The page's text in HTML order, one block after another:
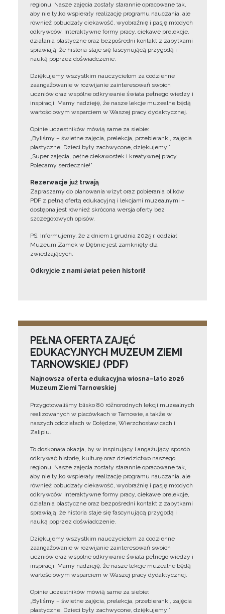
regionu. Nasze zajęcia zostały starannie opracowane tak,
aby nie tylko wspierały realizację programu nauczania, ale
również pobudzały ciekawość, wyobraźnię i pasję młodych
odkrywców. Interaktywne formy pracy, ciekawe prelekcje,
działania plastyczne oraz bezpośredni kontakt z zabytkami
sprawiają, że historia staje się fascynującą przygodą i
nauką poprzez doświadczenie.
Dziękujemy wszystkim nauczycielom za codzienne
zaangażowanie w rozwijanie zainteresowań swoich
uczniów oraz wspólne odkrywanie świata pełnego wiedzy i
inspiracji. Mamy nadzieję, że nasze lekcje muzealne będą
wartościowym wsparciem w Waszej pracy dydaktycznej.
Opinie uczestników mówią same za siebie:
„Byliśmy – świetne zajęcia, prelekcja, przebieranki, zajęcia
plastyczne. Dzieci były zachwycone, dziękujemy!”
„Super zajęcia, pełne ciekawostek i kreatywnej pracy.
Polecamy serdecznie!”
Rezerwacje już trwają
Zapraszamy do planowania wizyt oraz pobierania plików
PDF z pełną ofertą edukacyjną i lekcjami muzealnymi –
dostępna jest również skrócona wersja oferty bez
szczegółowych opisów.
PS. Informujemy, że z dniem 1 grudnia 2025 r. oddział
Muzeum Zamek w Dębnie jest zamknięty dla
zwiedzających.
Odkryjcie z nami świat pełen historii!
PEŁNA OFERTA ZAJĘĆ
EDUKACYJNYCH MUZEUM ZIEMI
TARNOWSKIEJ (PDF)
Najnowsza oferta edukacyjna wiosna–lato 2026
Muzeum Ziemi Tarnowskiej
Przygotowaliśmy blisko 80 różnorodnych lekcji muzealnych
realizowanych w placówkach w Tarnowie, a także w
naszych oddziałach w Dołędze, Wierzchosławicach i
Zalipiu.
To doskonała okazja, by w inspirujący i angażujący sposób
odkrywać historię, kulturę oraz dziedzictwo naszego
regionu. Nasze zajęcia zostały starannie opracowane tak,
aby nie tylko wspierały realizację programu nauczania, ale
również pobudzały ciekawość, wyobraźnię i pasję młodych
odkrywców. Interaktywne formy pracy, ciekawe prelekcje,
działania plastyczne oraz bezpośredni kontakt z zabytkami
sprawiają, że historia staje się fascynującą przygodą i
nauką poprzez doświadczenie.
Dziękujemy wszystkim nauczycielom za codzienne
zaangażowanie w rozwijanie zainteresowań swoich
uczniów oraz wspólne odkrywanie świata pełnego wiedzy i
inspiracji. Mamy nadzieję, że nasze lekcje muzealne będą
wartościowym wsparciem w Waszej pracy dydaktycznej.
Opinie uczestników mówią same za siebie:
„Byliśmy – świetne zajęcia, prelekcja, przebieranki, zajęcia
plastyczne. Dzieci były zachwycone, dziękujemy!”